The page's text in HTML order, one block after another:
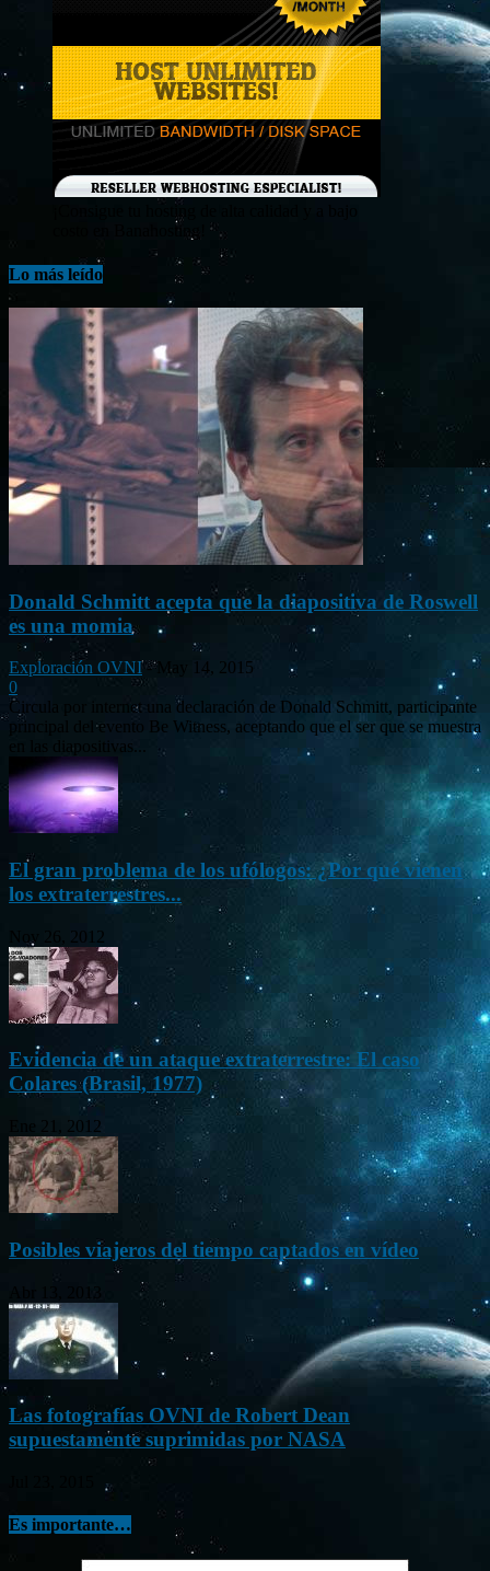
¡Consigue tu hosting de alta calidad y a bajo
costo en Banahosting!
Lo más leído
Donald Schmitt acepta que la diapositiva de Roswell
es una momia
Exploración OVNI - May 14, 2015
0
Circula por internet una declaración de Donald Schmitt, participante
principal del evento Be Witness, aceptando que el ser que se muestra
en las diapositivas...
El gran problema de los ufólogos: ¿Por qué vienen
los extraterrestres...
Nov 26, 2012
Evidencia de un ataque extraterrestre: El caso
Colares (Brasil, 1977)
Ene 21, 2012
Posibles viajeros del tiempo captados en vídeo
Las fotografías OVNI de Robert Dean
supuestamente suprimidas por NASA
Es importante…